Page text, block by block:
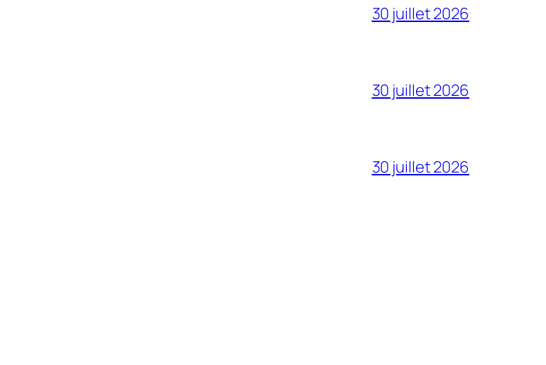
30 juillet 2026
30 juillet 2026
30 juillet 2026